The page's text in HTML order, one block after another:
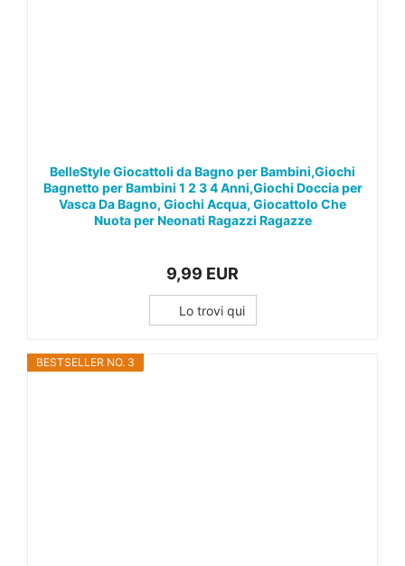
BelleStyle Giocattoli da Bagno per Bambini,Giochi
Bagnetto per Bambini 1 2 3 4 Anni,Giochi Doccia per
Vasca Da Bagno, Giochi Acqua, Giocattolo Che
Nuota per Neonati Ragazzi Ragazze
9,99 EUR
Lo trovi qui
BESTSELLER NO. 3